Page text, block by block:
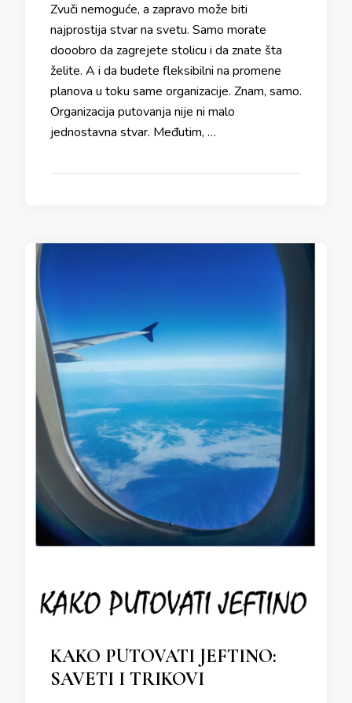
Zvuči nemoguće, a zapravo može biti
najprostija stvar na svetu. Samo morate
dooobro da zagrejete stolicu i da znate šta
želite. A i da budete fleksibilni na promene
planova u toku same organizacije. Znam, samo.
Organizacija putovanja nije ni malo
jednostavna stvar. Međutim, …
KAKO PUTOVATI JEFTINO:
SAVETI I TRIKOVI